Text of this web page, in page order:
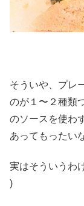
そういや、プレ
のが１〜２種類
のソースを使わ
あってもったい
実はそういうわ
)